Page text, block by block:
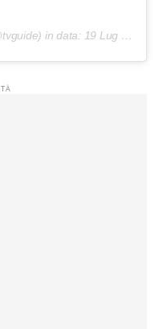
in data: 19 Lug 2019 alle ore 11:48 PDT